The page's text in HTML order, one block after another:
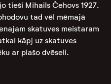
tieši Mihails Čehovs 1927.
tad vēl mēmajā
skatuves meistaram
kāpj uz skatuves
ar plašo dvēseli.